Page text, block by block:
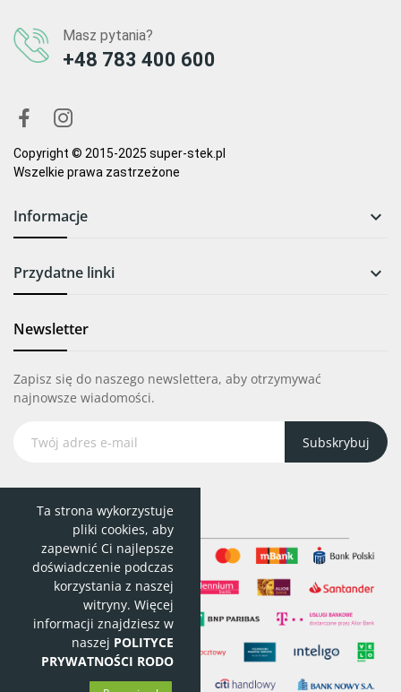
Masz pytania?
+48 783 400 600
Copyright © 2015-2025 super-stek.pl
Wszelkie prawa zastrzeżone
Informacje 
Przydatne linki 
Newsletter
Zapisz się do naszego newslettera, aby otrzymywać
najnowsze wiadomości.
Subskrybuj
Ta strona wykorzystuje
pliki cookies, aby
zapewnić Ci najlepsze
doświadczenie podczas
korzystania z naszej
witryny. Więcej
informacji znajdziesz w
naszej POLITYCE
PRYWATNOŚCI RODO